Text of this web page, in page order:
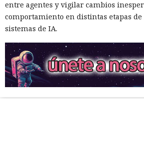
entre agentes y vigilar cambios
comportamiento en distintas etapas de
sistemas de IA.